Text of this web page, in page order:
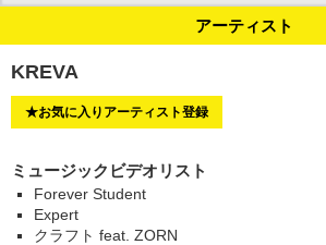
アーティスト
KREVA
★お気に入りアーティスト登録
ミュージックビデオリスト
Forever Student
Expert
クラフト feat. ZORN